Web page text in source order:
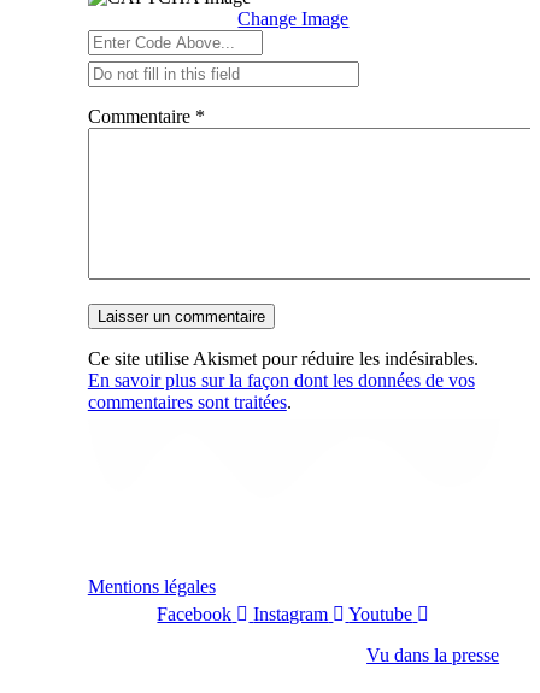
Change Image
Commentaire *
Ce site utilise Akismet pour réduire les indésirables.
En savoir plus sur la façon dont les données de vos
commentaires sont traitées.
Mentions légales
Facebook
Instagram
Youtube
Vu dans la presse